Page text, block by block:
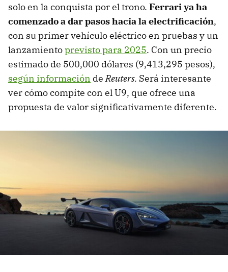
solo en la conquista por el trono. Ferrari ya ha
comenzado a dar pasos hacia la electrificación,
con su primer vehículo eléctrico en pruebas y un
lanzamientoprevisto para 2025. Con un precio
estimado de 500,000 dólares (9,413,295 pesos),
según información deReuters. Será interesante
ver cómo compite con el U9, que ofrece una
propuesta de valor significativamente diferente.